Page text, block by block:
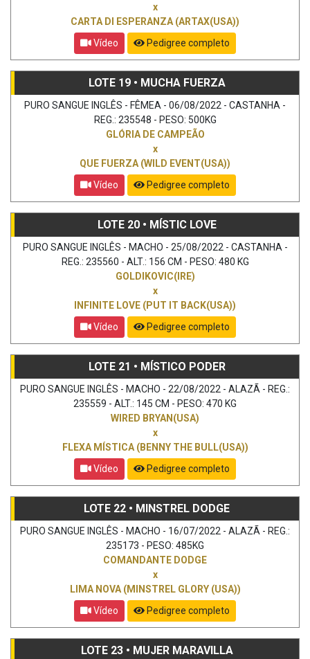
x
CARTA DI ESPERANZA (ARTAX(USA))
Vídeo
Pedigree completo
LOTE 19 • MUCHA FUERZA
PURO SANGUE INGLÊS - FÊMEA - 06/08/2022 - CASTANHA -
REG.: 235548 - PESO: 500KG
GLÓRIA DE CAMPEÃO
x
QUE FUERZA (WILD EVENT(USA))
Vídeo
Pedigree completo
LOTE 20 • MÍSTIC LOVE
PURO SANGUE INGLÊS - MACHO - 25/08/2022 - CASTANHA -
REG.: 235560 - ALT.: 156 CM - PESO: 480 KG
GOLDIKOVIC(IRE)
x
INFINITE LOVE (PUT IT BACK(USA))
Vídeo
Pedigree completo
LOTE 21 • MÍSTICO PODER
PURO SANGUE INGLÊS - MACHO - 22/08/2022 - ALAZÃ - REG.:
235559 - ALT.: 145 CM - PESO: 470 KG
WIRED BRYAN(USA)
x
FLEXA MÍSTICA (BENNY THE BULL(USA))
Vídeo
Pedigree completo
LOTE 22 • MINSTREL DODGE
PURO SANGUE INGLÊS - MACHO - 16/07/2022 - ALAZÃ - REG.:
235173 - PESO: 485KG
COMANDANTE DODGE
x
LIMA NOVA (MINSTREL GLORY (USA))
Vídeo
Pedigree completo
LOTE 23 • MUJER MARAVILLA